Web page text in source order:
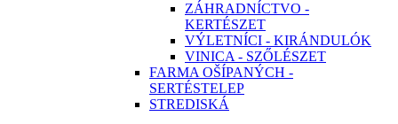
ZÁHRADNÍCTVO -
KERTÉSZET
VÝLETNÍCI - KIRÁNDULÓK
VINICA - SZŐLÉSZET
FARMA OŠÍPANÝCH -
SERTÉSTELEP
STREDISKÁ